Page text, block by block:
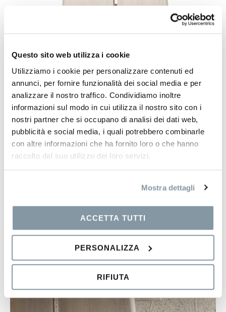
Questo sito web utilizza i cookie
Utilizziamo i cookie per personalizzare contenuti ed
annunci, per fornire funzionalità dei social media e per
analizzare il nostro traffico. Condividiamo inoltre
informazioni sul modo in cui utilizza il nostro sito con i
nostri partner che si occupano di analisi dei dati web,
pubblicità e social media, i quali potrebbero combinarle
con altre informazioni che ha fornito loro o che hanno
raccolto dal suo utilizzo dei loro servizi.
Mostra dettagli
ACCETTA TUTTI
PERSONALIZZA
RIFIUTA